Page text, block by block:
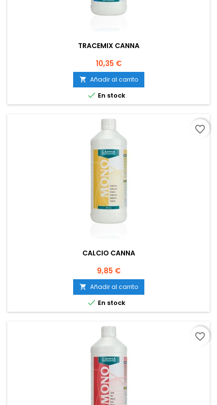
TRACEMIX CANNA
Precio
10,35 €
 Añadir al carrito
 En stock
CALCIO CANNA
Precio
9,85 €
 Añadir al carrito
 En stock
favorite_border
favorite_border